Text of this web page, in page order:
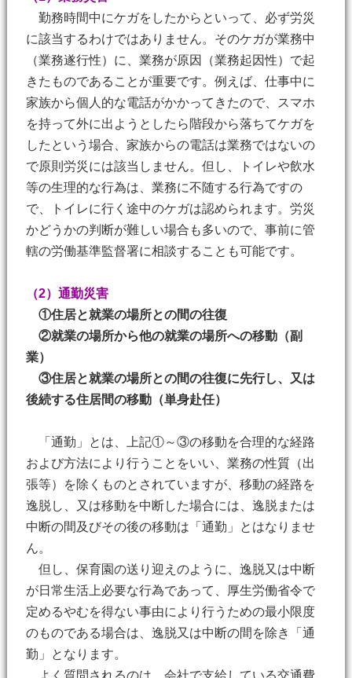
勤務時間中にケガをしたからといって、必ず労災
に該当するわけではありません。そのケガが業務中
（業務遂行性）に、業務が原因（業務起因性）で起
きたものであることが重要です。例えば、仕事中に
家族から個人的な電話がかかってきたので、スマホ
を持って外に出ようとしたら階段から落ちてケガを
したという場合、家族からの電話は業務ではないの
で原則労災には該当しません。但し、トイレや飲水
等の生理的な行為は、業務に不随する行為ですの
で、トイレに行く途中のケガは認められます。労災
かどうかの判断が難しい場合も多いので、事前に管
轄の労働基準監督署に相談することも可能です。
（2）通勤災害
①住居と就業の場所との間の往復
②就業の場所から他の就業の場所への移動（副
業）
③住居と就業の場所との間の往復に先行し、又は
後続する住居間の移動（単身赴任）
「通勤」とは、上記①～③の移動を合理的な経路
および方法により行うことをいい、業務の性質（出
張等）を除くものとされていますが、移動の経路を
逸脱し、又は移動を中断した場合には、逸脱または
中断の間及びその後の移動は「通勤」とはなりませ
ん。
但し、保育園の送り迎えのように、逸脱又は中断
が日常生活上必要な行為であって、厚生労働省令で
定めるやむを得ない事由により行うための最小限度
のものである場合は、逸脱又は中断の間を除き「通
勤」となります。
よく質問されるのは、会社で支給している交通費